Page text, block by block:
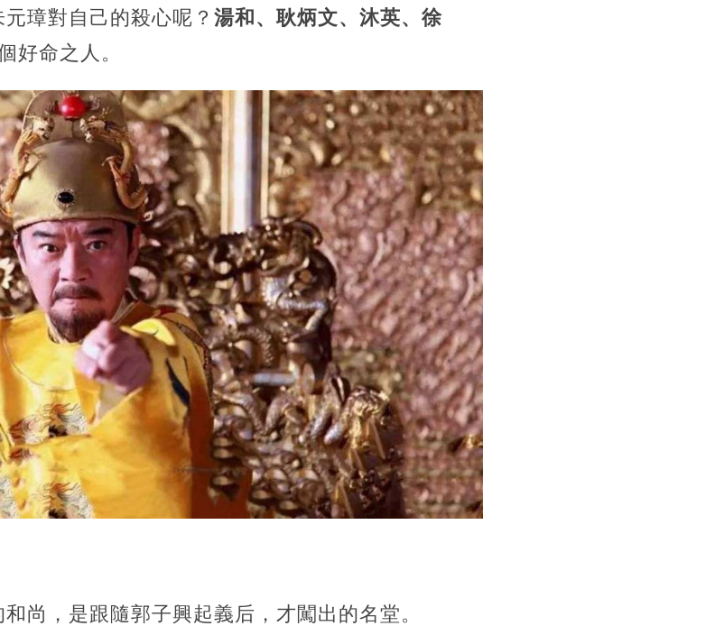
璋對自己的殺心呢？ 湯和、耿炳文、沐英、徐
好命之人。
尚，是跟隨郭子興起義后，才闖出的名堂。